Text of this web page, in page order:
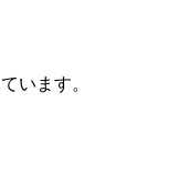
います。